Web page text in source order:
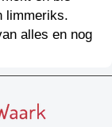
limmeriks.
alles en nog